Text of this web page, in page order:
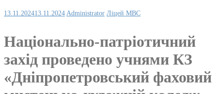
13.11.202413.11.2024 Administrator Ліцей МВС
Національно-патріотичний
захід проведено учнями КЗ
«Дніпропетровський фаховий